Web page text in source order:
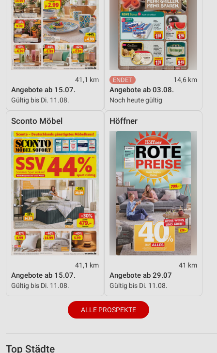
41,1 km
Angebote ab 15.07.
Gültig bis Di. 11.08.
14,6 km
Angebote ab 03.08.
Noch heute gültig
Sconto Möbel
41,1 km
Angebote ab 15.07.
Gültig bis Di. 11.08.
Höffner
41 km
Angebote ab 29.07
Gültig bis Di. 11.08.
ALLE PROSPEKTE
Top Städte